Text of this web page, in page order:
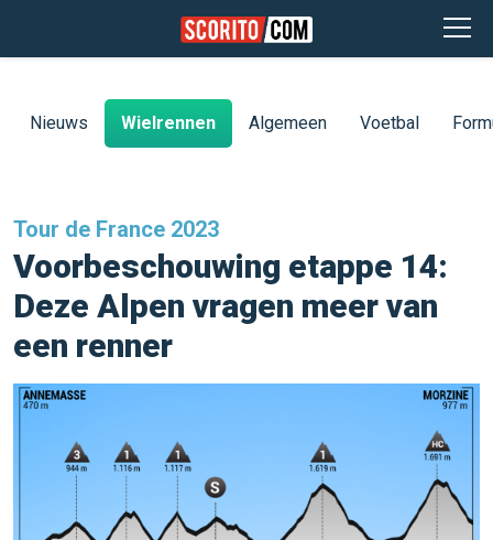
Nieuws Wielrennen Algemeen Voetbal
Tour de France 2023
Voorbeschouwing etappe 14:
Deze Alpen vragen meer van
een renner